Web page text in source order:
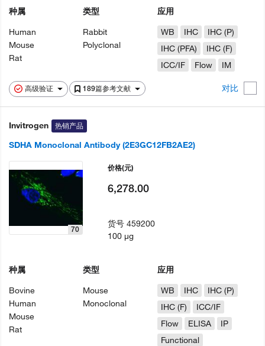
高级验证 189篇参考文献 对比
种属
Human
Mouse
Rat
类型
Rabbit
Polyclonal
应用
WB
IHC
IHC (P)
IHC (PFA)
IHC (F)
ICC/IF
Flow IM
Invitrogen 热销产品
SDHA Monoclonal Antibody (2E3GC12FB2AE2)
70
种属
Bovine
Human
Mouse
Rat
类型
Mouse
Monoclonal
应用
WB
IHC
IHC (P)
IHC (F)
ICC/IF
Flow
ELISA
IP
Functional
价格(元)
6,278.00
货号459200
100 µg